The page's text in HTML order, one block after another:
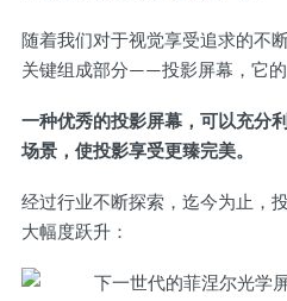
随着我们对于视觉享受追求的不
关键组成部分——投影屏幕，它的
一种优秀的投影屏幕，可以充分
场景，使投影享受更臻完美。
经过行业不断探索，迄今为止，
大幅度跃升：